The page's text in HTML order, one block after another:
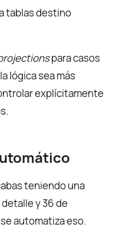
tablas destino
para casos
lógica sea más
explícitamente
teniendo una
y 36 de
automatiza eso.